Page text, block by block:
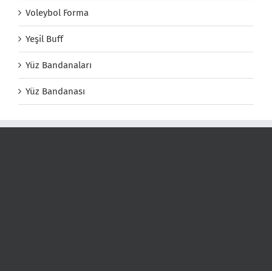
Voleybol Forma
Yeşil Buff
Yüz Bandanaları
Yüz Bandanası